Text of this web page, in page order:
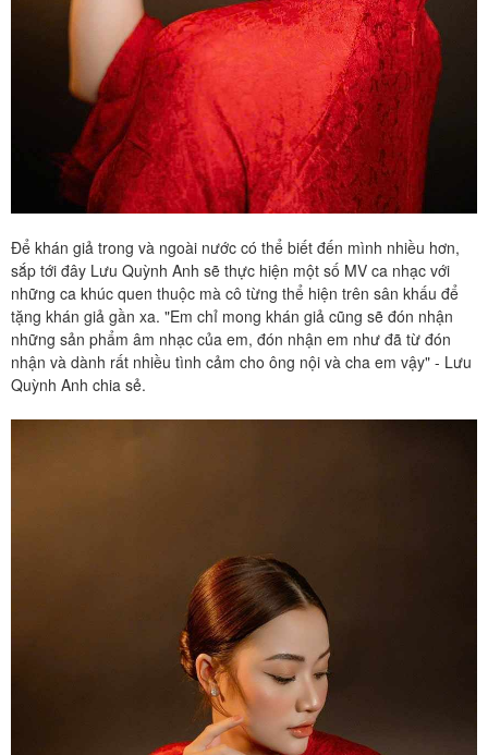
Để khán giả trong và ngoài nước có thể biết đến mình nhiều hơn,
sắp tới đây Lưu Quỳnh Anh sẽ thực hiện một số MV ca nhạc với
những ca khúc quen thuộc mà cô từng thể hiện trên sân khấu để
tặng khán giả gần xa. "Em chỉ mong khán giả cũng sẽ đón nhận
những sản phẩm âm nhạc của em, đón nhận em như đã từ đón
nhận và dành rất nhiều tình cảm cho ông nội và cha em vậy" - Lưu
Quỳnh Anh chia sẻ.